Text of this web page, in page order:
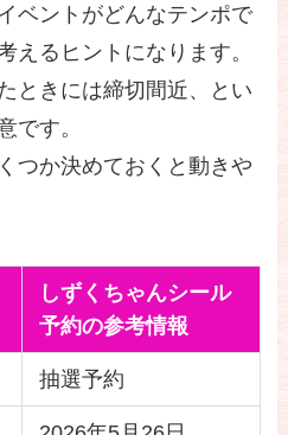
ベントがどんなテンポで
えるヒントになります。
ときには締切間近、とい
です。
つか決めておくと動きや
しずくちゃんシール
予約の参考情報
抽選予約